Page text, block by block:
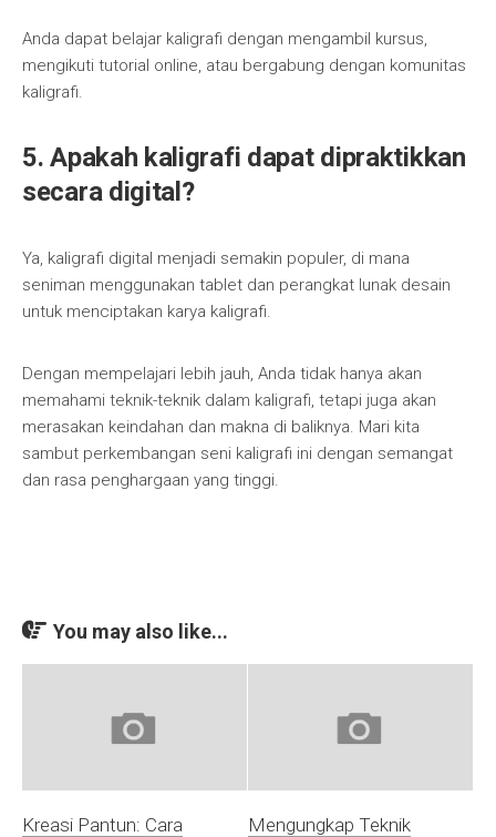
Anda dapat belajar kaligrafi dengan mengambil kursus,
mengikuti tutorial online, atau bergabung dengan komunitas
kaligrafi.
5. Apakah kaligrafi dapat dipraktikkan
secara digital?
Ya, kaligrafi digital menjadi semakin populer, di mana
seniman menggunakan tablet dan perangkat lunak desain
untuk menciptakan karya kaligrafi.
Dengan mempelajari lebih jauh, Anda tidak hanya akan
memahami teknik-teknik dalam kaligrafi, tetapi juga akan
merasakan keindahan dan makna di baliknya. Mari kita
sambut perkembangan seni kaligrafi ini dengan semangat
dan rasa penghargaan yang tinggi.
You may also like...
Kreasi Pantun: Cara
Mengungkap Teknik